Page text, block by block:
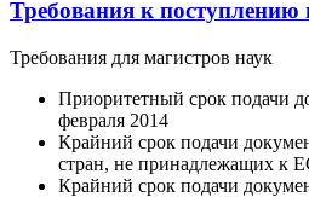
Требования к поступлению
Требования для магистров наук
Приоритетный срок подачи
февраля 2014
Крайний срок подачи
стран, не принадлежащих к
Крайний срок подачи